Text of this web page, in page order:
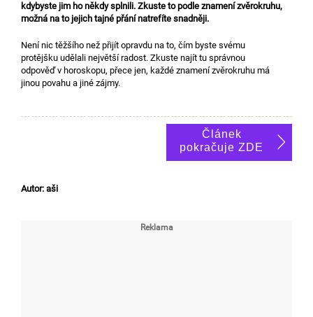
kdybyste jim ho někdy splnili. Zkuste to podle znamení zvěrokruhu,
možná na to jejich tajné přání natrefíte snadněji.
Není nic těžšího než přijít opravdu na to, čím byste svému
protějšku udělali největší radost. Zkuste najít tu správnou
odpověď v horoskopu, přece jen, každé znamení zvěrokruhu má
jinou povahu a jiné zájmy.
Článek
pokračuje ZDE
Autor: aši